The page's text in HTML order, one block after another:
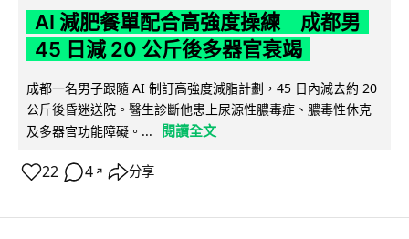
AI 減肥餐單配合高強度操練 成都男
45 日減 20 公斤後多器官衰竭
成都一名男子跟隨 AI 制訂高強度減脂計劃，45 日內減去約 20
公斤後昏迷送院。醫生診斷他患上尿源性膿毒症、膿毒性休克
及多器官功能障礙。...
閱讀全文
22 4 ↗ 分享